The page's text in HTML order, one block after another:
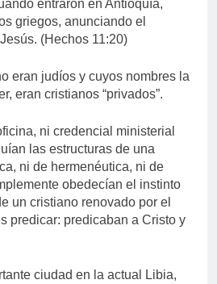
entraron en Antioquía,
griegos, anunciando el
(Hechos 11:20)
eran judíos y cuyos nombres la
eran cristianos “privados”.
ni credencial ministerial
las estructuras de una
ni de hermenéutica, ni de
obedecían el instinto
un cristiano renovado por el
predicar: predicaban a Cristo y
ciudad en la actual Libia,